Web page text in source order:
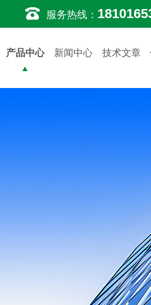
服务热线：
产品中心 新闻中心 技术文章